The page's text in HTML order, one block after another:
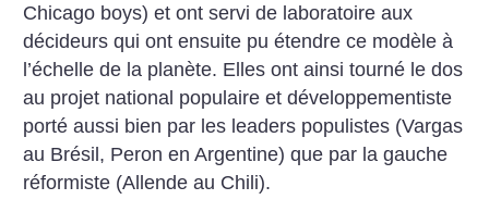
Chicago boys) et ont servi de laboratoire aux
décideurs qui ont ensuite pu étendre ce modèle à
l’échelle de la planète. Elles ont ainsi tourné le dos
au projet national populaire et développementiste
porté aussi bien par les leaders populistes (Vargas
au Brésil, Peron en Argentine) que par la gauche
réformiste (Allende au Chili).